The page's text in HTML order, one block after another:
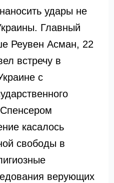
удары не
Главный
Реувен Асман, 22
встречу в
с
касалось
свободы в
верующих